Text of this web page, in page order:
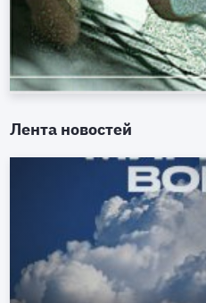
Лента новостей